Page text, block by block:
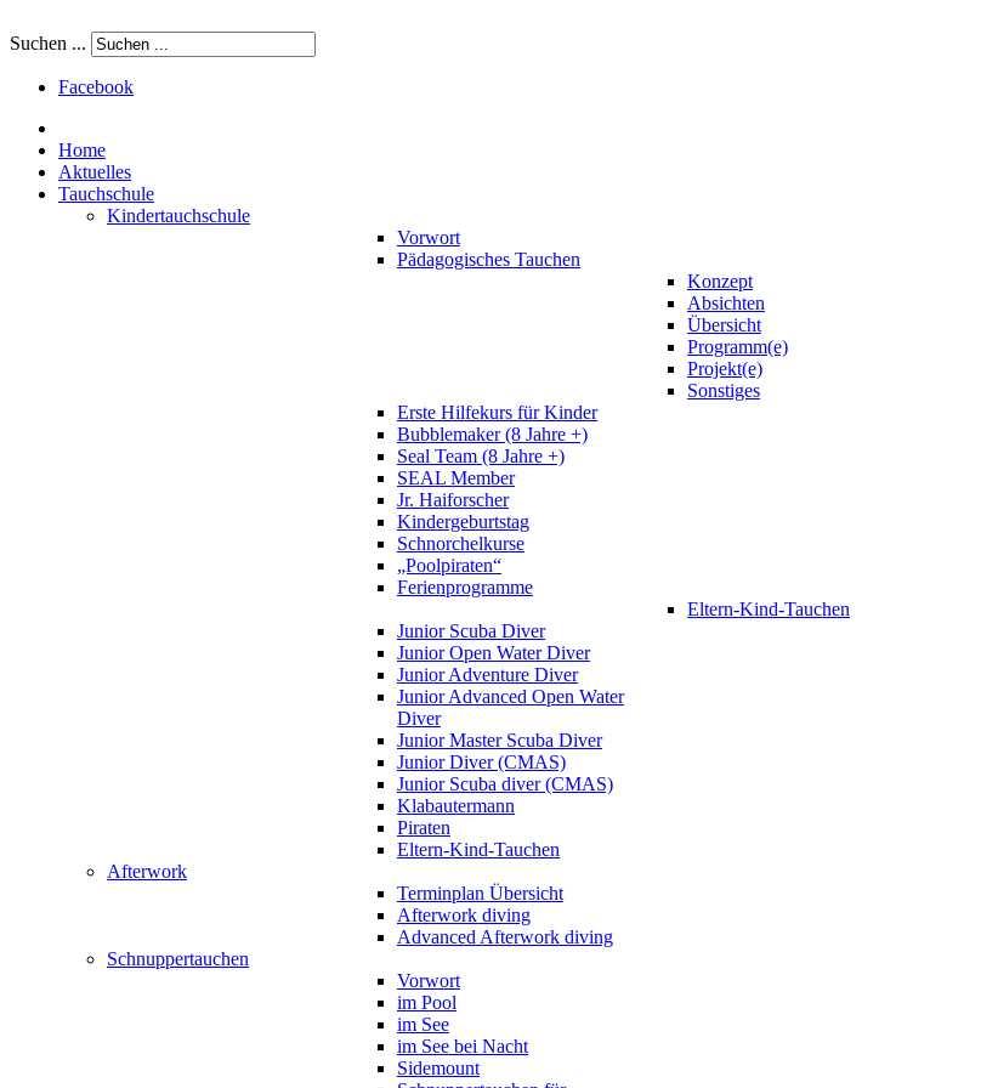
Suchen ...
Facebook
Home
Aktuelles
Tauchschule
Kindertauchschule
Vorwort
Pädagogisches Tauchen
Konzept
Absichten
Übersicht
Programm(e)
Projekt(e)
Sonstiges
Erste Hilfekurs für Kinder
Bubblemaker (8 Jahre +)
Seal Team (8 Jahre +)
SEAL Member
Jr. Haiforscher
Kindergeburtstag
Schnorchelkurse
„Poolpiraten“
Ferienprogramme
Eltern-Kind-Tauchen
Junior Scuba Diver
Junior Open Water Diver
Junior Adventure Diver
Junior Advanced Open Water
Diver
Junior Master Scuba Diver
Junior Diver (CMAS)
Junior Scuba diver (CMAS)
Klabautermann
Piraten
Eltern-Kind-Tauchen
Afterwork
Terminplan Übersicht
Afterwork diving
Advanced Afterwork diving
Schnuppertauchen
Vorwort
im Pool
im See
im See bei Nacht
Sidemount